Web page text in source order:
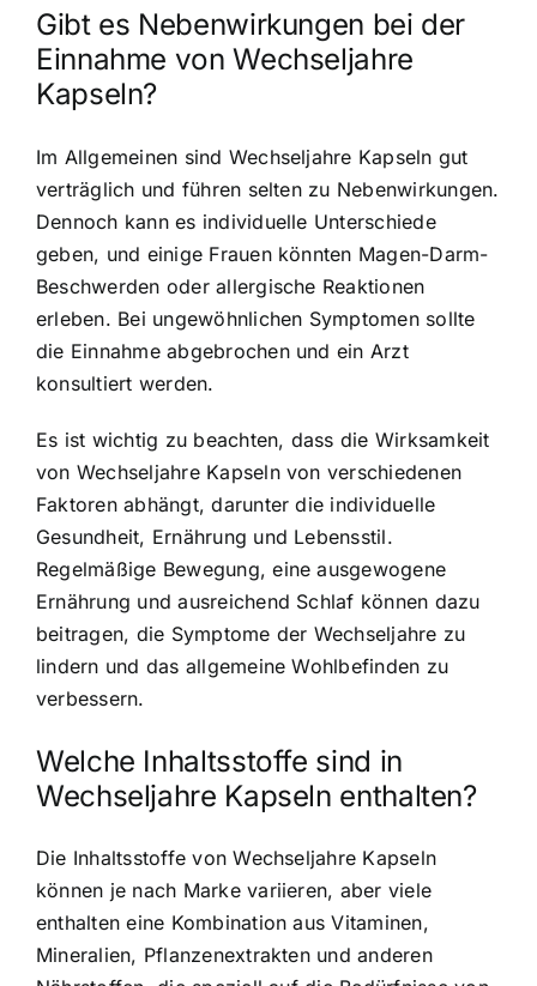
Gibt es Nebenwirkungen bei der
Einnahme von Wechseljahre
Kapseln?
Im Allgemeinen sind Wechseljahre Kapseln gut
verträglich und führen selten zu Nebenwirkungen.
Dennoch kann es individuelle Unterschiede
geben, und einige Frauen könnten Magen-Darm-
Beschwerden oder allergische Reaktionen
erleben. Bei ungewöhnlichen Symptomen sollte
die Einnahme abgebrochen und ein Arzt
konsultiert werden.
Es ist wichtig zu beachten, dass die Wirksamkeit
von Wechseljahre Kapseln von verschiedenen
Faktoren abhängt, darunter die individuelle
Gesundheit, Ernährung und Lebensstil.
Regelmäßige Bewegung, eine ausgewogene
Ernährung und ausreichend Schlaf können dazu
beitragen, die Symptome der Wechseljahre zu
lindern und das allgemeine Wohlbefinden zu
verbessern.
Welche Inhaltsstoffe sind in
Wechseljahre Kapseln enthalten?
Die Inhaltsstoffe von Wechseljahre Kapseln
können je nach Marke variieren, aber viele
enthalten eine Kombination aus Vitaminen,
Mineralien, Pflanzenextrakten und anderen